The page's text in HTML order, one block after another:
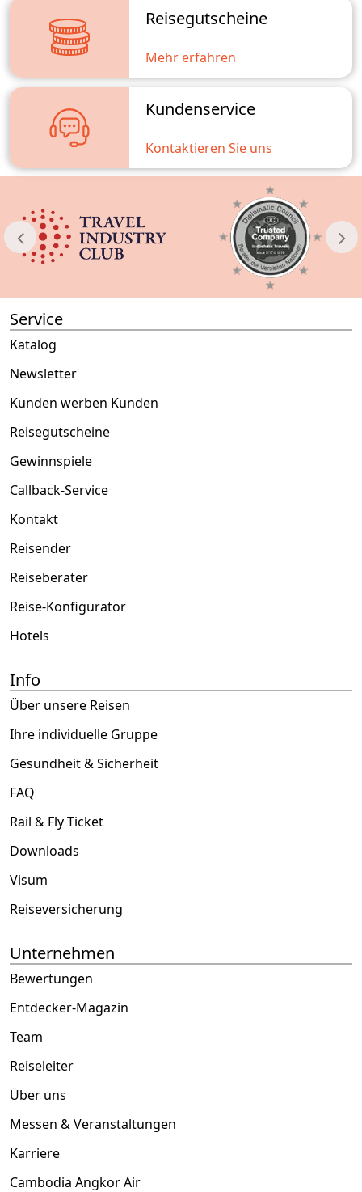
Reisegutscheine
Mehr erfahren
Kundenservice
Kontaktieren Sie uns
Service
Katalog
Newsletter
Kunden werben Kunden
Reisegutscheine
Gewinnspiele
Callback-Service
Kontakt
Reisender
Reiseberater
Reise-Konfigurator
Hotels
Info
Über unsere Reisen
Ihre individuelle Gruppe
Gesundheit & Sicherheit
FAQ
Rail & Fly Ticket
Downloads
Visum
Reiseversicherung
Unternehmen
Bewertungen
Entdecker-Magazin
Team
Reiseleiter
Über uns
Messen & Veranstaltungen
Karriere
Cambodia Angkor Air